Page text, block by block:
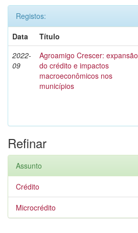
Registos:
Data
Título
2022-
09
Agroamigo Crescer: expansão
do crédito e impactos
macroeconômicos nos
municípios
Refinar
Assunto
Crédito
Microcrédito